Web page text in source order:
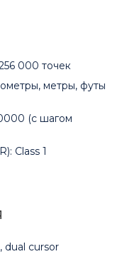
000 точек
метры, футы
(с шагом
Class 1
dual cursor